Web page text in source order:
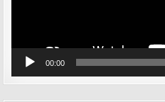
00:00